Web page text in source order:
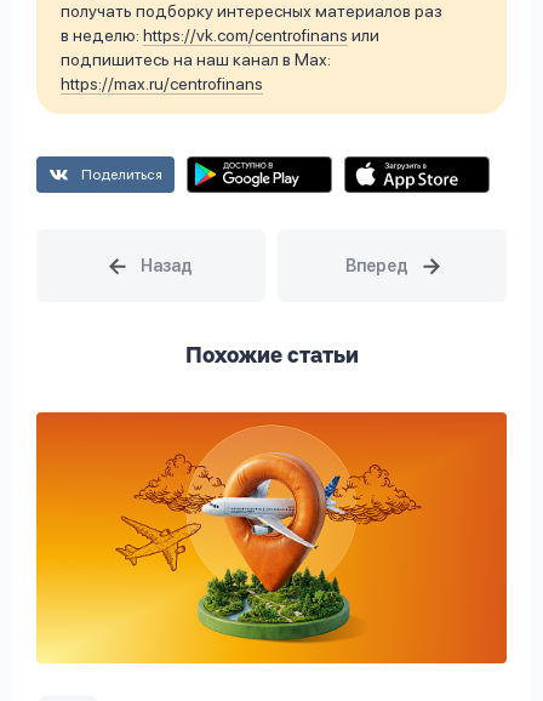
получать подборку интересных материалов раз
в неделю: https://vk.com/centrofinans или
подпишитесь на наш канал в Max:
https://max.ru/centrofinans
Поделиться
Похожие статьи